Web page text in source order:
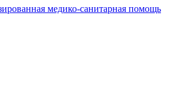
медико-санитарная помощь